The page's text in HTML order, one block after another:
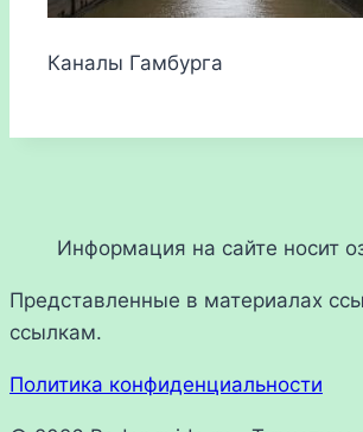
Каналы Гамбурга
Информация на сайте носит
Представленные в материалах
ссылкам.
Политика конфиденциальности